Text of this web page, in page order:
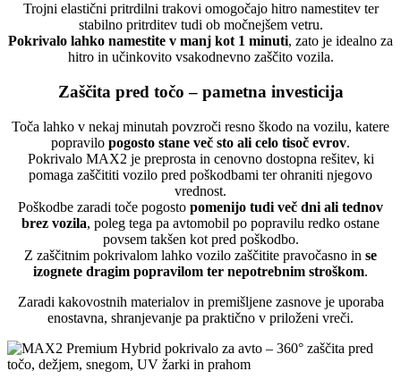
Trojni elastični pritrdilni trakovi omogočajo hitro namestitev ter
stabilno pritrditev tudi ob močnejšem vetru.
Pokrivalo lahko namestite v manj kot 1 minuti, zato je idealno za
hitro in učinkovito vsakodnevno zaščito vozila.
Zaščita pred točo – pametna investicija
Toča lahko v nekaj minutah povzroči resno škodo na vozilu, katere
popravilo pogosto stane več sto ali celo tisoč evrov.
Pokrivalo MAX2 je preprosta in cenovno dostopna rešitev, ki
pomaga zaščititi vozilo pred poškodbami ter ohraniti njegovo
vrednost.
Poškodbe zaradi toče pogosto pomenijo tudi več dni ali tednov
brez vozila, poleg tega pa avtomobil po popravilu redko ostane
povsem takšen kot pred poškodbo.
Z zaščitnim pokrivalom lahko vozilo zaščitite pravočasno in se
izognete dragim popravilom ter nepotrebnim stroškom.
Zaradi kakovostnih materialov in premišljene zasnove je uporaba
enostavna, shranjevanje pa praktično v priloženi vreči.